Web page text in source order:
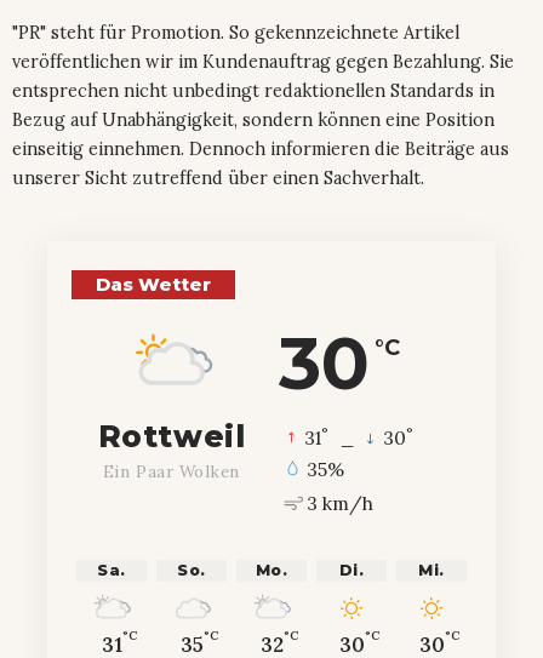
"PR" steht für Promotion. So gekennzeichnete Artikel
veröffentlichen wir im Kundenauftrag gegen Bezahlung. Sie
entsprechen nicht unbedingt redaktionellen Standards in
Bezug auf Unabhängigkeit, sondern können eine Position
einseitig einnehmen. Dennoch informieren die Beiträge aus
unserer Sicht zutreffend über einen Sachverhalt.
Das Wetter
30 °C
Rottweil
Ein Paar Wolken
31° 30°
35%
3 km/h
Sa.
31°C
So.
35°C
Mo.
32°C
Di.
30°C
Mi.
30°C